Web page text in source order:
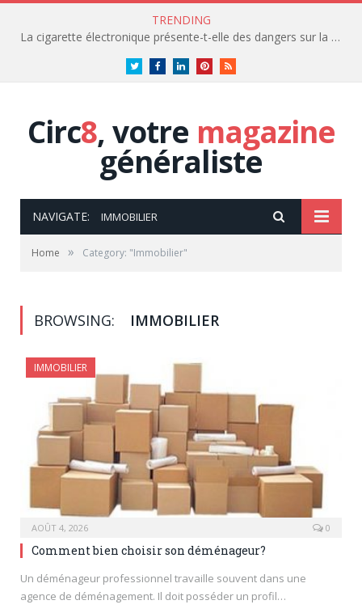
TRENDING
Conseils déco après un déménagement
TwitterFacebookLinkedInPinterestRSS
Circ8, votre magazine
généraliste
NAVIGATE: IMMOBILIER
Home » Category: "Immobilier"
BROWSING: IMMOBILIER
IMMOBILIER
AOÛT 4, 2026 0
Comment bien choisir son déménageur?
Un déménageur professionnel travaille souvent dans une
agence de déménagement. Il doit posséder un profil…